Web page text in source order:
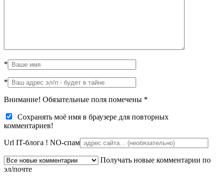
*
*
Внимание! Обязательные поля помечены *
Сохранять моё имя в браузере для повторных
комментариев!
Url IT-блога ! NO-спам
Получать новые комментарии по
эл/почте